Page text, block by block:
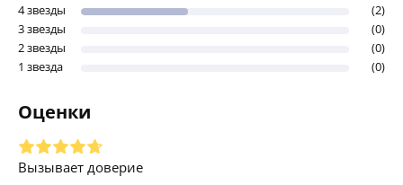
4 звезды
(2)
3 звезды
(0)
2 звезды
(0)
1 звезда
(0)
Оценки
Вызывает доверие